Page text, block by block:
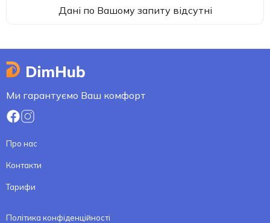
Дані по Вашому запиту відсутні
Ми гарантуємо Ваш комфорт
Про нас
Контакти
Тарифи
Політика конфіденційності